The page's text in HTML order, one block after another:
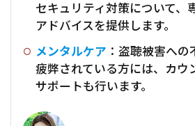
セキュリティ対策について、
アドバイスを提供します。
メンタルケア ：盗聴被害へ
疲弊されている方には、カウ
サポートも行います。